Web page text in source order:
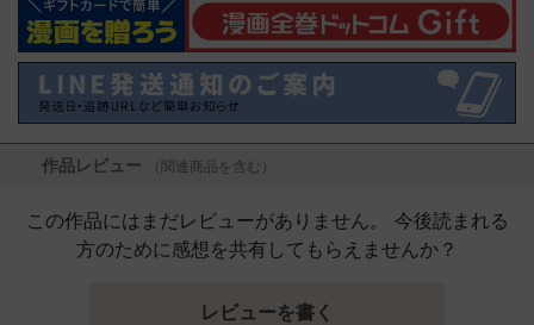
作品レビュー （関連商品を含む）
この作品にはまだレビューがありません。 今後読まれる
方のために感想を共有してもらえませんか？
レビューを書く